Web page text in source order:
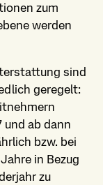
zum
werden
sind
geregelt:
und ab dann
bzw. bei
in Bezug
zu